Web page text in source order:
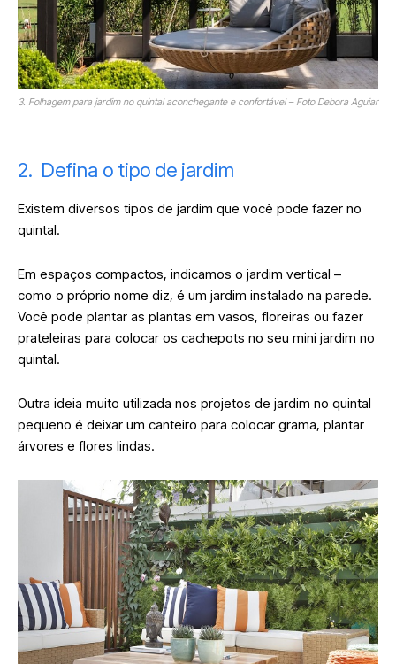
3. Folhagem para jardim no quintal aconchegante e confortável – Foto Debora Aguiar
2. Defina o tipo de jardim
Existem diversos tipos de jardim que você pode fazer no
quintal.
Em espaços compactos, indicamos o jardim vertical –
como o próprio nome diz, é um jardim instalado na parede.
Você pode plantar as plantas em vasos, floreiras ou fazer
prateleiras para colocar os cachepots no seu mini jardim no
quintal.
Outra ideia muito utilizada nos projetos de jardim no quintal
pequeno é deixar um canteiro para colocar grama, plantar
árvores e flores lindas.